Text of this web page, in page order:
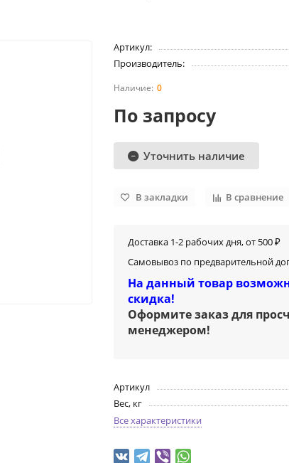
Артикул:
Производитель:
0
По запросу
Уточнить наличие
В закладки В сравнение
Доставка 1-2 рабочих дня, от 500 ₽
Самовывоз по предварительной
На данный товар
скидка!
Оформите заказ для
менеджером!
Артикул
Вес, кг
Все характеристики